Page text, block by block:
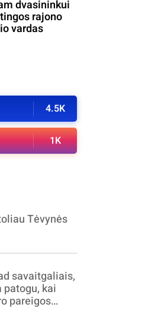
dvasininkui
rajono
vardas
4.5K
1K
Tėvynės
savaitgaliais,
kai
pareigos